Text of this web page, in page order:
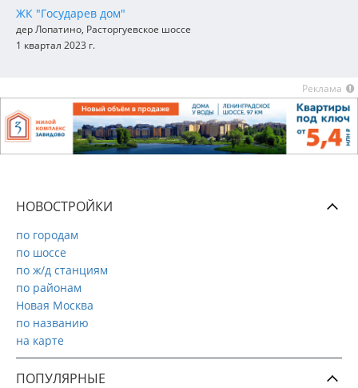
ЖК "Государев дом"
дер Лопатино, Расторгуевское шоссе
1 квартал 2023 г.
Реклама
НОВОСТРОЙКИ
по городам
по шоссе
по ж/д станциям
по районам
Новая Москва
по названию
на карте
ПОПУЛЯРНЫЕ